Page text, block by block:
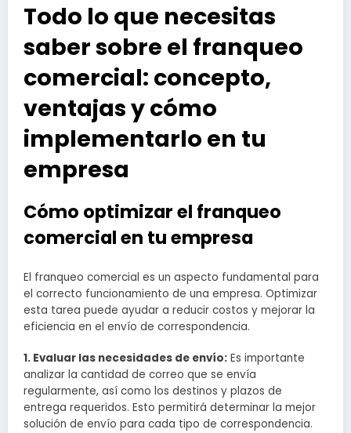
Todo lo que necesitas
saber sobre el franqueo
comercial: concepto,
ventajas y cómo
implementarlo en tu
empresa
Cómo optimizar el franqueo
comercial en tu empresa
El franqueo comercial es un aspecto fundamental para
el correcto funcionamiento de una empresa. Optimizar
esta tarea puede ayudar a reducir costos y mejorar la
eficiencia en el envío de correspondencia.
1. Evaluar las necesidades de envío: Es importante
analizar la cantidad de correo que se envía
regularmente, así como los destinos y plazos de
entrega requeridos. Esto permitirá determinar la mejor
solución de envío para cada tipo de correspondencia.